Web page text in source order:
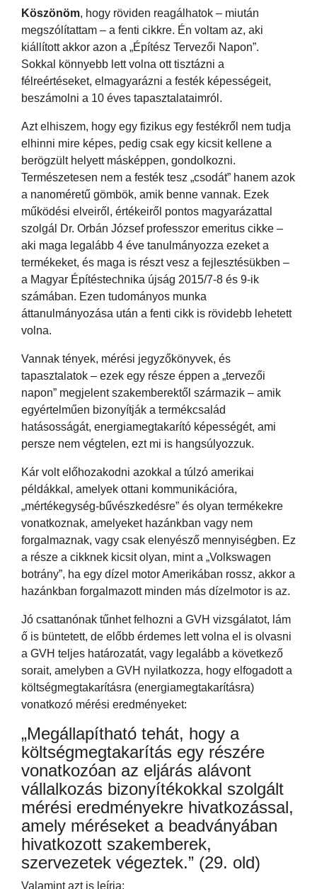
Köszönöm, hogy röviden reagálhatok – miután
megszólítattam – a fenti cikkre. Én voltam az, aki
kiállított akkor azon a „Építész Tervezői Napon”.
Sokkal könnyebb lett volna ott tisztázni a
félreértéseket, elmagyarázni a festék képességeit,
beszámolni a 10 éves tapasztalataimról.
Azt elhiszem, hogy egy fizikus egy festékről nem tudja
elhinni mire képes, pedig csak egy kicsit kellene a
berögzült helyett másképpen, gondolkozni.
Természetesen nem a festék tesz „csodát” hanem azok
a nanoméretű gömbök, amik benne vannak. Ezek
működési elveiről, értékeiről pontos magyarázattal
szolgál Dr. Orbán József professzor emeritus cikke –
aki maga legalább 4 éve tanulmányozza ezeket a
termékeket, és maga is részt vesz a fejlesztésükben –
a Magyar Építéstechnika újság 2015/7-8 és 9-ik
számában. Ezen tudományos munka
áttanulmányozása után a fenti cikk is rövidebb lehetett
volna.
Vannak tények, mérési jegyzőkönyvek, és
tapasztalatok – ezek egy része éppen a „tervezői
napon” megjelent szakemberektől származik – amik
egyértelműen bizonyítják a termékcsalád
hatásosságát, energiamegtakarító képességét, ami
persze nem végtelen, ezt mi is hangsúlyozzuk.
Kár volt előhozakodni azokkal a túlzó amerikai
példákkal, amelyek ottani kommunikációra,
„mértékegység-bűvészkedésre” és olyan termékekre
vonatkoznak, amelyeket hazánkban vagy nem
forgalmaznak, vagy csak elenyésző mennyiségben. Ez
a része a cikknek kicsit olyan, mint a „Volkswagen
botrány”, ha egy dízel motor Amerikában rossz, akkor a
hazánkban forgalmazott minden más dízelmotor is az.
Jó csattanónak tűnhet felhozni a GVH vizsgálatot, lám
ő is büntetett, de előbb érdemes lett volna el is olvasni
a GVH teljes határozatát, vagy legalább a következő
sorait, amelyben a GVH nyilatkozza, hogy elfogadott a
költségmegtakarításra (energiamegtakarításra)
vonatkozó mérési eredményeket:
„Megállapítható tehát, hogy a
költségmegtakarítás egy részére
vonatkozóan az eljárás alávont
vállalkozás bizonyítékokkal szolgált
mérési eredményekre hivatkozással,
amely méréseket a beadványában
hivatkozott szakemberek,
szervezetek végeztek.” (29. old)
Valamint azt is leírja: